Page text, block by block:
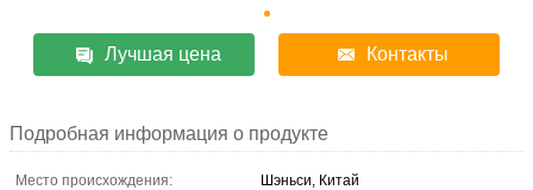
Лучшая цена Контакты
Подробная информация о продукте
Место происхождения:
Шэньси, Китай